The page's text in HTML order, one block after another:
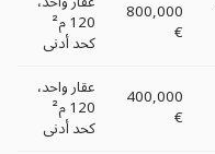
800,000
€ 120 م²
كحد أدنى
400,000
€
عقار واحد،
120 م²
كحد أدنى